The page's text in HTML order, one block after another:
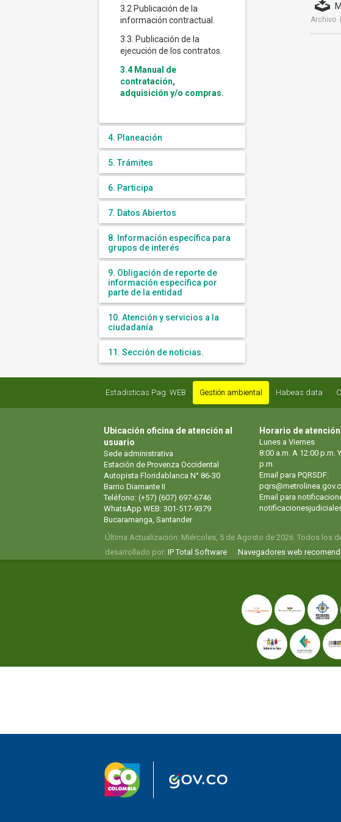
3.2 Publicación de la
información contractual.
3.3. Publicación de la
ejecución de los contratos.
3.4 Manual de
contratación,
adquisición y/o compras.
4. Planeación
5. Trámites
6. Participa
7. Datos Abiertos
8. Información específica para
grupos de interés
9. Obligación de reporte de
información específica por
parte de la entidad
10. Atención y servicios a la
ciudadanía
11. Sección de noticias.
Archivo
Estadisticas Pag. WEB Gestión ambiental Habeas data
Ubicación oficina de atención al
usuario
Sede administrativa
Estación de Provenza Occidental
Autopista Floridablanca N° 86-30
Barrio Diamante II
Teléfono: (+57) (607) 697-6746
WhatsApp WEB: 301-517-9379
Bucaramanga, Santander
Horario de atención
Lunes a Viernes
8:00 a.m. A 12:00 p.m.
p.m.
Email para PQRSDF:
Email para
Última Actualización: Miércoles, 5 de Agosto de 2026. Todos los
desarrollado por: IP Total Software Navegadores web